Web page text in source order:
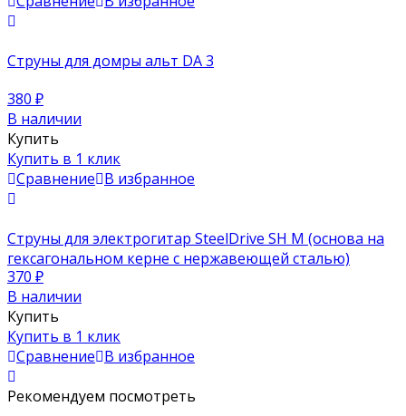
Струны для домры альт DA 3
380 ₽
В наличии
Купить
Купить в 1 клик
Сравнение В избранное
Струны для электрогитар SteelDrive SH M (основа на
гексагональном керне с нержавеющей сталью)
370 ₽
В наличии
Купить
Купить в 1 клик
Сравнение В избранное
Рекомендуем посмотреть